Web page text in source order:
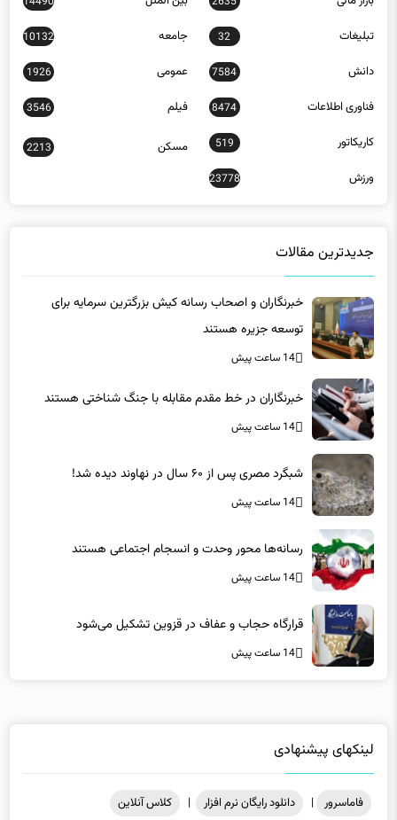
تبلیغات 32 جامعه 10132
دانش 7584 عمومی 1926
فناوری اطلاعات 8474 فیلم 3546
کاریکاتور 519
2213
ورزش 23778
خبرنگاران و اصحاب رسانه کیش بزرگترین سرمایه برای
توسعه جزیره هستند
14 ساعت پیش
14 ساعت پیش
14 ساعت پیش
14 ساعت پیش
14 ساعت پیش
فاماسرور | دانلود رایگان نرم افزار